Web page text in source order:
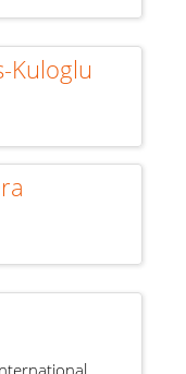
Kuloglu